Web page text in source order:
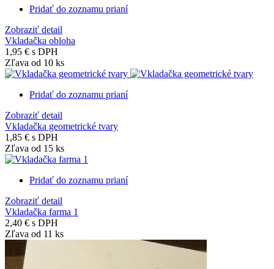
Pridať do zoznamu prianí
Zobraziť detail
Vkladačka obloha
1,95 € s DPH
Zľava od 10 ks
Pridať do zoznamu prianí
Zobraziť detail
Vkladačka geometrické tvary
1,85 € s DPH
Zľava od 15 ks
Pridať do zoznamu prianí
Zobraziť detail
Vkladačka farma 1
2,40 € s DPH
Zľava od 11 ks